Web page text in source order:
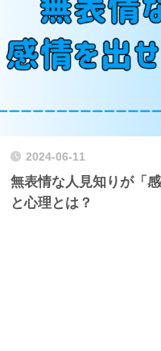
2024-06-11
無表情な人見知りが「
と心理とは？